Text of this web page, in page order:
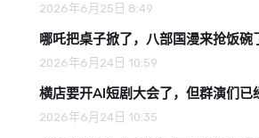
2026年6月25日 8:49
哪吒把桌子掀了，八部国漫来抢饭碗
2026年6月24日 10:59
横店要开AI短剧大会了，但群演们已
2026年6月24日 10:35